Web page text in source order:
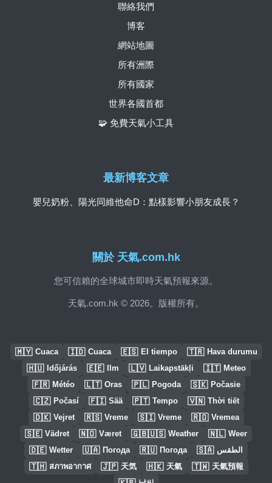
關於 天氣.com.hk
您可信賴的全球城市即時天氣預報來源。
天氣.com.hk © 2026。版權所有。
聯絡我們
博客
網站地圖
所有洲際
所有國家
世界各國首都
🧩 免費天氣小工具
最新博客文章
嬰兒奶粉、陽光同維他命D：點樣影響小朋友成長？
🇲🇾 Cuaca 🇮🇩 Cuaca 🇪🇸 El tiempo 🇹🇷 Hava durumu
🇭🇺 Időjárás 🇪🇪 Ilm 🇱🇻 Laikapstākļi 🇮🇹 Meteo
🇫🇷 Météo 🇱🇹 Oras 🇵🇱 Pogoda 🇸🇰 Počasie
🇨🇿 Počasí 🇫🇮 Sää 🇵🇹 Tempo 🇻🇳 Thời tiết
🇩🇰 Vejret 🇷🇸 Vreme 🇸🇮 Vreme 🇷🇴 Vremea
🇸🇪 Vädret 🇳🇴 Været 🇬🇧🇺🇸 Weather 🇳🇱 Weer
🇩🇪 Wetter 🇺🇦 Погода 🇷🇺 Погода 🇸🇦 الطقس
🇹🇭 สภาพอากาศ 🇯🇵 天気 🇭🇰 天氣 🇹🇼 天氣預報